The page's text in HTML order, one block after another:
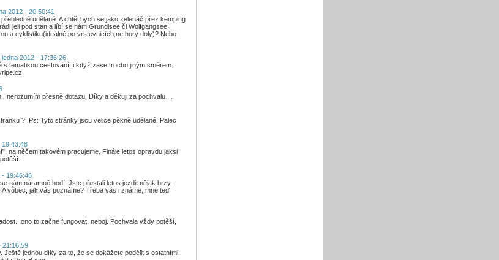
2012 - 20:50:41
udělané. A chtěl bych se jako zelenáč přez kemping
jeli pod stan a líbí se nám Grundlsee či Wolfgangsee.
a cyklistiku(ideálně po vrstevnicích,ne hory doly)? Nebo
ledna 2012 - 17:36:26
tematikou cestování, i když zase trochu jiným směrem.
nerozumím přesně dotazu. Díky a děkuji za pochvalu ...
?! Ps: Tyto stránky jsou velice pěkně udělané! Palec
19:43:48
na něčem takovém pracujeme. Finále letos opravdu jaksi
- 19:46:46
nám náramně hodí. Jste přestali letos jezdit nějak brzy,
vůbec, jak vás poznáme? Třeba vás i známe, mne teď
to začne fungovat, neboj. Pochvala vždy potěší,
21:16:59
jednou díky za to, že se dokážete podělit s ostatními.